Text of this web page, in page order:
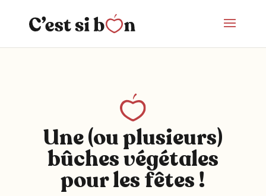
Une (ou plusieurs)
bûches végétales
pour les fêtes !